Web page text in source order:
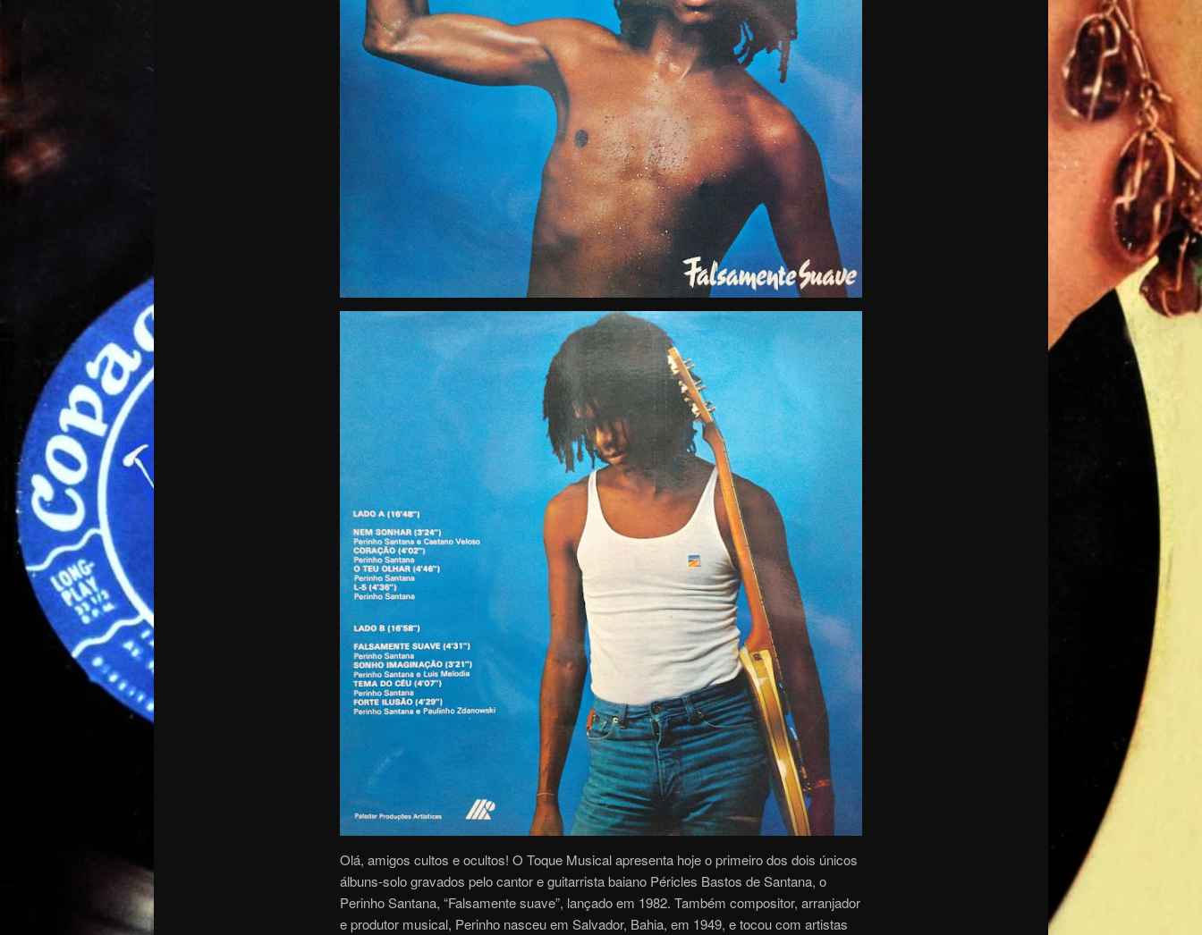
Olá, amigos cultos e ocultos! O Toque Musical apresenta hoje o primeiro dos dois únicos
álbuns-solo gravados pelo cantor e guitarrista baiano Péricles Bastos de Santana, o
Perinho Santana, “Falsamente suave”, lançado em 1982. Também compositor, arranjador
e produtor musical, Perinho nasceu em Salvador, Bahia, em 1949, e tocou com artistas